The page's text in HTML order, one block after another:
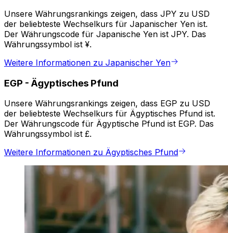
Unsere Währungsrankings zeigen, dass JPY zu USD
der beliebteste Wechselkurs für Japanischer Yen ist.
Der Währungscode für Japanische Yen ist JPY. Das
Währungssymbol ist ¥.
Weitere Informationen zu Japanischer Yen
EGP - Ägyptisches Pfund
Unsere Währungsrankings zeigen, dass EGP zu USD
der beliebteste Wechselkurs für Ägyptisches Pfund ist.
Der Währungscode für Ägyptische Pfund ist EGP. Das
Währungssymbol ist £.
Weitere Informationen zu Ägyptisches Pfund